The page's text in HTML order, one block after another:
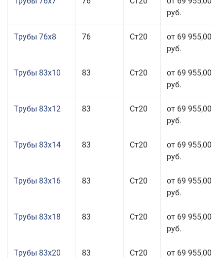
руб.
Трубы 76x8 76 Ст20
от 69 955,00
руб.
Трубы 83x10 83 Ст20
от 69 955,00
руб.
Трубы 83x12 83 Ст20
от 69 955,00
руб.
Трубы 83x14 83 Ст20
от 69 955,00
руб.
Трубы 83x16 83 Ст20
от 69 955,00
руб.
Трубы 83x18 83 Ст20
от 69 955,00
руб.
Трубы 83x20 83 Ст20
от 69 955,00